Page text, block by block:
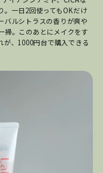
。一日2回使ってもOKだけ
バルシトラスの香りが爽や
掃。このあとにメイクをす
が、1000円台で購入できる